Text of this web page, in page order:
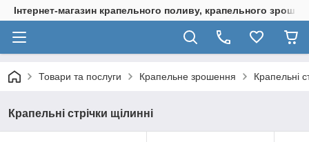
Інтернет-магазин крапельного поливу, крапельного
Товари та послуги Крапельне зрошення Крапельні
Крапельні стрічки щілинні